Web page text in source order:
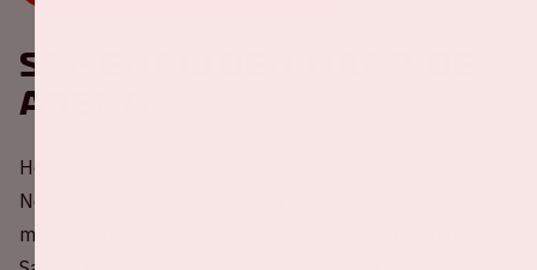
Samenrijden naar de
ArenA
Help mee met het reduceren van CO2-uitstoot rondom
Nederland - Litouwen! Deel nu jouw lege autostoel(en)
met andere fans of kies een rit uit om mee te rijden.